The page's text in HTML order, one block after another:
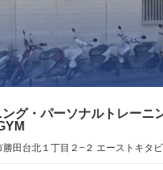
グ・パーソナルトレーニ
勝田台北１丁目２−２ エーストキタ